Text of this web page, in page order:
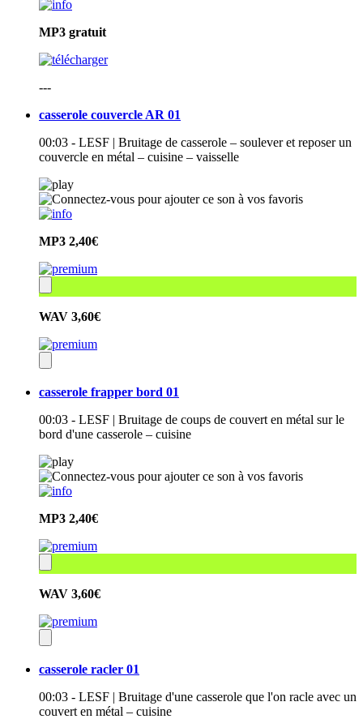
MP3 gratuit
---
casserole couvercle AR 01
00:03 - LESF | Bruitage de casserole – soulever et reposer un
couvercle en métal – cuisine – vaisselle
MP3 2,40€
WAV 3,60€
casserole frapper bord 01
00:03 - LESF | Bruitage de coups de couvert en métal sur le
bord d'une casserole – cuisine
MP3 2,40€
WAV 3,60€
casserole racler 01
00:03 - LESF | Bruitage d'une casserole que l'on racle avec un
couvert en métal – cuisine